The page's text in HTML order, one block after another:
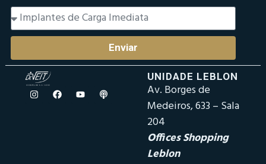
Enviar
UNIDADE LEBLON
Av. Borges de
Medeiros, 633 – Sala
204
Offices Shopping
Leblon